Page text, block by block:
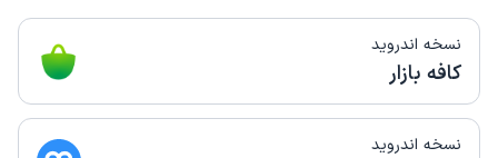
نسخه اندروید
کافه بازار
نسخه اندروید